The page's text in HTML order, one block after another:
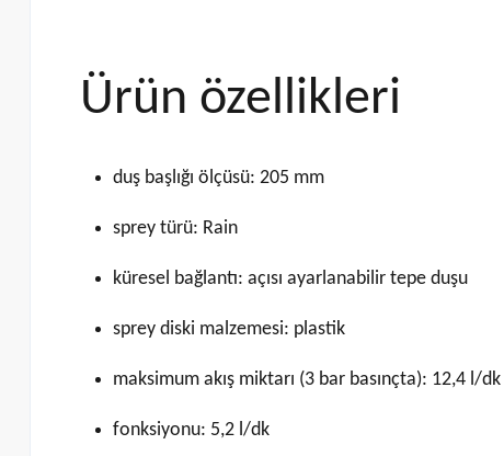
Ürün özellikleri
duş başlığı ölçüsü: 205 mm
sprey türü: Rain
küresel bağlantı: açısı ayarlanabilir tepe duşu
sprey diski malzemesi: plastik
maksimum akış miktarı (3 bar basınçta): 12,4 l/dk
fonksiyonu: 5,2 l/dk